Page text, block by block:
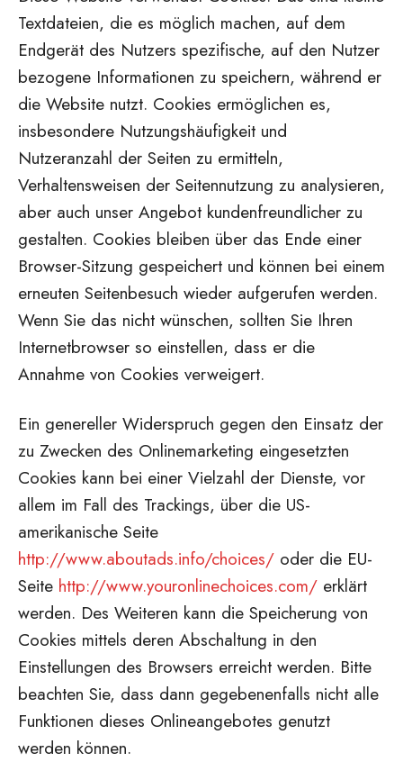
Textdateien, die es möglich machen, auf dem
Endgerät des Nutzers spezifische, auf den Nutzer
bezogene Informationen zu speichern, während er
die Website nutzt. Cookies ermöglichen es,
insbesondere Nutzungshäufigkeit und
Nutzeranzahl der Seiten zu ermitteln,
Verhaltensweisen der Seitennutzung zu analysieren,
aber auch unser Angebot kundenfreundlicher zu
gestalten. Cookies bleiben über das Ende einer
Browser-Sitzung gespeichert und können bei einem
erneuten Seitenbesuch wieder aufgerufen werden.
Wenn Sie das nicht wünschen, sollten Sie Ihren
Internetbrowser so einstellen, dass er die
Annahme von Cookies verweigert.
Ein genereller Widerspruch gegen den Einsatz der
zu Zwecken des Onlinemarketing eingesetzten
Cookies kann bei einer Vielzahl der Dienste, vor
allem im Fall des Trackings, über die US-
amerikanische Seite
http://www.aboutads.info/choices/ oder die EU-
Seite http://www.youronlinechoices.com/ erklärt
werden. Des Weiteren kann die Speicherung von
Cookies mittels deren Abschaltung in den
Einstellungen des Browsers erreicht werden. Bitte
beachten Sie, dass dann gegebenenfalls nicht alle
Funktionen dieses Onlineangebotes genutzt
werden können.